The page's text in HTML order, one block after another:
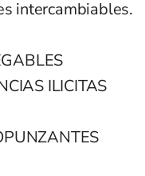
intercambiables.
ILICITAS